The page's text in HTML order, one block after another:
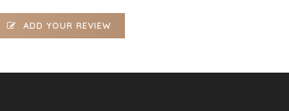
ADD YOUR REVIEW